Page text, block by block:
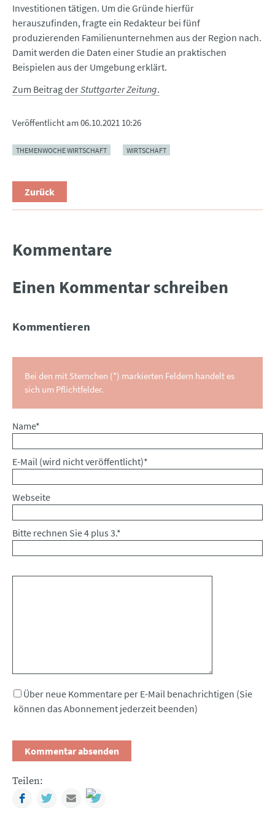
Investitionen tätigen. Um die Gründe hierfür
herauszufinden, fragte ein Redakteur bei fünf
produzierenden Familienunternehmen aus der Region nach.
Damit werden die Daten einer Studie an praktischen
Beispielen aus der Umgebung erklärt.
Zum Beitrag derStuttgarter Zeitung.
Veröffentlicht am06.10.2021 10:26
THEMENWOCHE WIRTSCHAFT WIRTSCHAFT
Zurück
Kommentare
Einen Kommentar schreiben
Kommentieren
Bei den mit Sternchen (*) markierten Feldern handelt es
sich um Pflichtfelder.
Pflichtfeld
Name*
Pflichtfeld
E-Mail (wird nicht veröffentlicht)*
Webseite
Bitte rechnen Sie 4 plus 3.*
Über neue Kommentare per E-Mail benachrichtigen (Sie
können das Abonnement jederzeit beenden)
Teilen:
FacebookTwitterMail